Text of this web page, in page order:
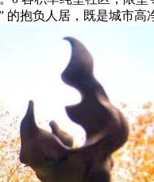
抱负人居，既是城市高